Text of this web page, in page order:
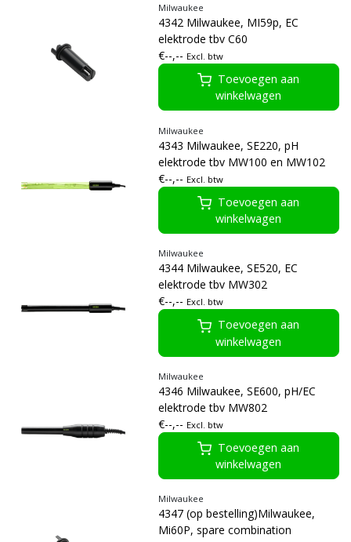
Milwaukee
4342 Milwaukee, MI59p, EC
elektrode tbv C60
€--,-- Excl. btw
Toevoegen aan
winkelwagen
Milwaukee
4343 Milwaukee, SE220, pH
elektrode tbv MW100 en MW102
€--,-- Excl. btw
Toevoegen aan
winkelwagen
Milwaukee
4344 Milwaukee, SE520, EC
elektrode tbv MW302
€--,-- Excl. btw
Toevoegen aan
winkelwagen
Milwaukee
4346 Milwaukee, SE600, pH/EC
elektrode tbv MW802
€--,-- Excl. btw
Toevoegen aan
winkelwagen
Milwaukee
4347 (op bestelling)Milwaukee,
Mi60P, spare combination